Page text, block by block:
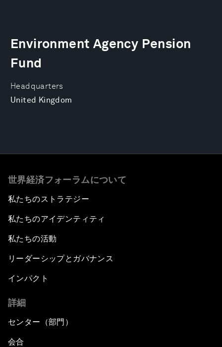
Headquarters
United Kingdom
Environment Agency Pension
Fund
世界経済フォーラムについて
私たちのストラテジー
私たちのアイデンティティ
私たちの活動
リーダーシップとガバナンス
インパクト
詳細
センター（部門）
会合